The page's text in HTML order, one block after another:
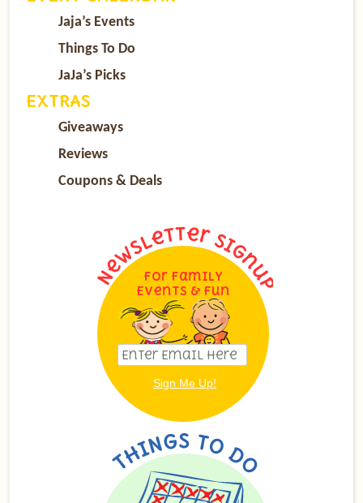
Jaja’s Events
Things To Do
JaJa’s Picks
EXTRAS
Giveaways
Reviews
Coupons & Deals
For Family
Events & Fun